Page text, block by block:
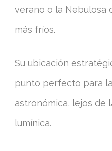
verano o la Nebulosa
más fríos.
Su ubicación
punto perfecto para
astronómica, lejos de
lumínica.